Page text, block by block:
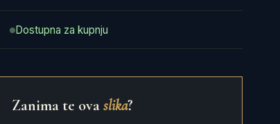
Dostupna za kupnju
Zanima te ovaslika?